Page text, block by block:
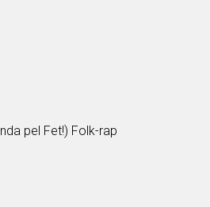
pel Fet!) Folk-rap